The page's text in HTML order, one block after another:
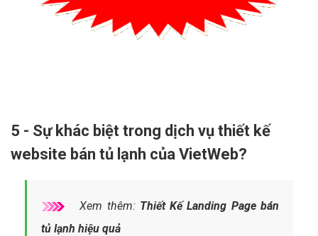
5 - Sự khác biệt trong dịch vụ thiết kế
website bán tủ lạnh của VietWeb?
Xem thêm: Thiết Kế Landing Page bán
tủ lạnh hiệu quả